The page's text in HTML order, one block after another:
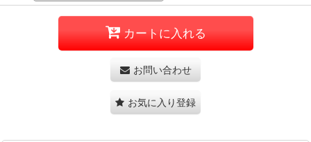
カートに入れる
お問い合わせ
お気に入り登録